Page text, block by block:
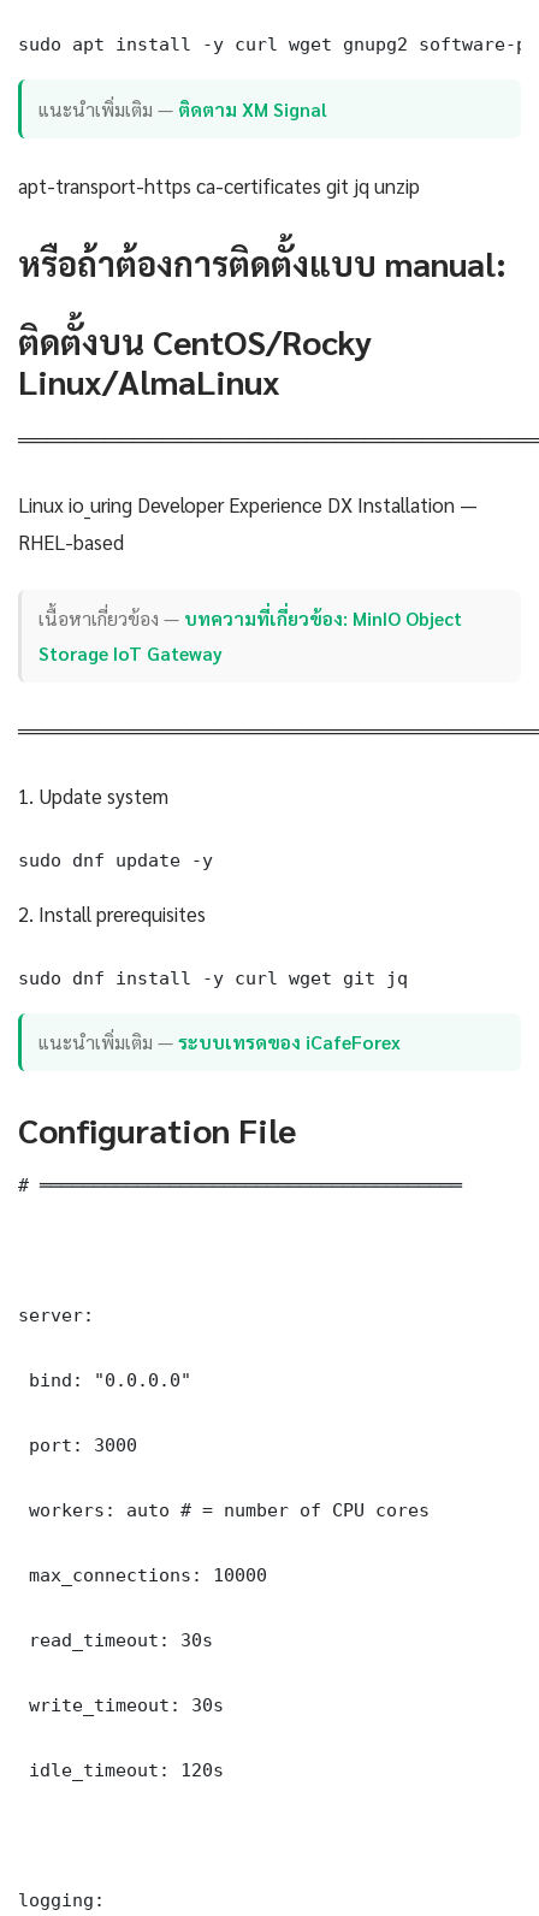
sudo apt install -y curl wget gnupg2 software-
แนะนำเพิ่มเติม — ติดตาม XM Signal
apt-transport-https ca-certificates git jq unzip
หรือถ้าต้องการติดตั้งแบบ manual:
ติดตั้งบน CentOS/Rocky
Linux/AlmaLinux
Linux io_uring Developer Experience DX Installation —
RHEL-based
เนื้อหาเกี่ยวข้อง — บทความที่เกี่ยวข้อง: MinIO Object
Storage IoT Gateway
1. Update system
sudo dnf update -y
2. Install prerequisites
sudo dnf install -y curl wget git jq
แนะนำเพิ่มเติม —ระบบเทรดของ iCafeForex
Configuration File
# ═══════════════════════════════════════
server:
bind: "0.0.0.0"
port: 3000
workers: auto # = number of CPU cores
max_connections: 10000
read_timeout: 30s
write_timeout: 30s
idle_timeout: 120s
logging: